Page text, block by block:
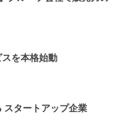
を本格始動
スタートアップ企業